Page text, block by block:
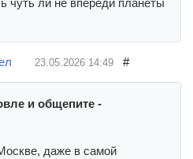
чуть ли не впереди планеты
23.05.2026 14:49 #
и общепите -
даже в самой